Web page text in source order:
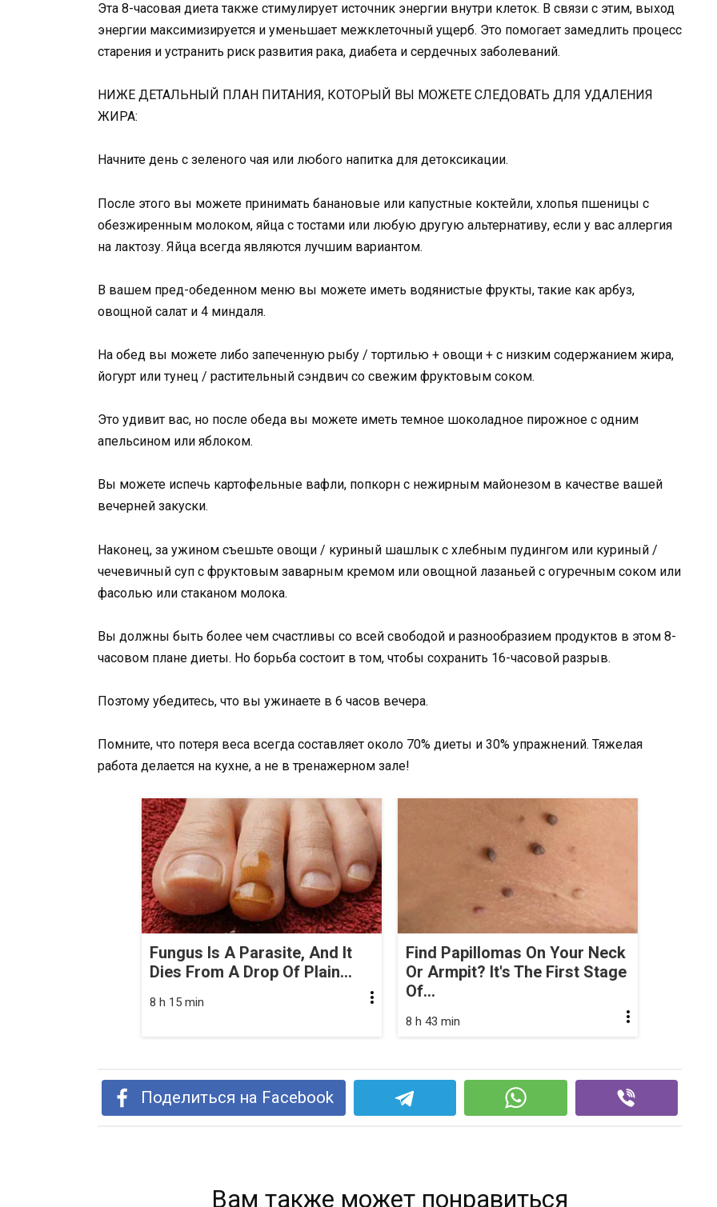
Эта 8-часовая диета также стимулирует источник энергии внутри клеток. В связи с этим, выход
энергии максимизируется и уменьшает межклеточный ущерб. Это помогает замедлить процесс
старения и устранить риск развития рака, диабета и сердечных заболеваний.
НИЖЕ ДЕТАЛЬНЫЙ ПЛАН ПИТАНИЯ, КОТОРЫЙ ВЫ МОЖЕТЕ СЛЕДОВАТЬ ДЛЯ УДАЛЕНИЯ
ЖИРА:
Начните день с зеленого чая или любого напитка для детоксикации.
После этого вы можете принимать банановые или капустные коктейли, хлопья пшеницы с
обезжиренным молоком, яйца с тостами или любую другую альтернативу, если у вас аллергия
на лактозу. Яйца всегда являются лучшим вариантом.
В вашем пред-обеденном меню вы можете иметь водянистые фрукты, такие как арбуз,
овощной салат и 4 миндаля.
На обед вы можете либо запеченную рыбу / тортилью + овощи + с низким содержанием жира,
йогурт или тунец / растительный сэндвич со свежим фруктовым соком.
Это удивит вас, но после обеда вы можете иметь темное шоколадное пирожное с одним
апельсином или яблоком.
Вы можете испечь картофельные вафли, попкорн с нежирным майонезом в качестве вашей
вечерней закуски.
Наконец, за ужином съешьте овощи / куриный шашлык с хлебным пудингом или куриный /
чечевичный суп с фруктовым заварным кремом или овощной лазаньей с огуречным соком или
фасолью или стаканом молока.
Вы должны быть более чем счастливы со всей свободой и разнообразием продуктов в этом 8-
часовом плане диеты. Но борьба состоит в том, чтобы сохранить 16-часовой разрыв.
Поэтому убедитесь, что вы ужинаете в 6 часов вечера.
Помните, что потеря веса всегда составляет около 70% диеты и 30% упражнений. Тяжелая
работа делается на кухне, а не в тренажерном зале!
Fungus Is A Parasite, And It
Dies From A Drop Of Plain...
8 h 15 min
Find Papillomas On Your Neck
Or Armpit? It's The First Stage
Of...
8 h 43 min
Поделиться на Facebook
Вам также может понравиться